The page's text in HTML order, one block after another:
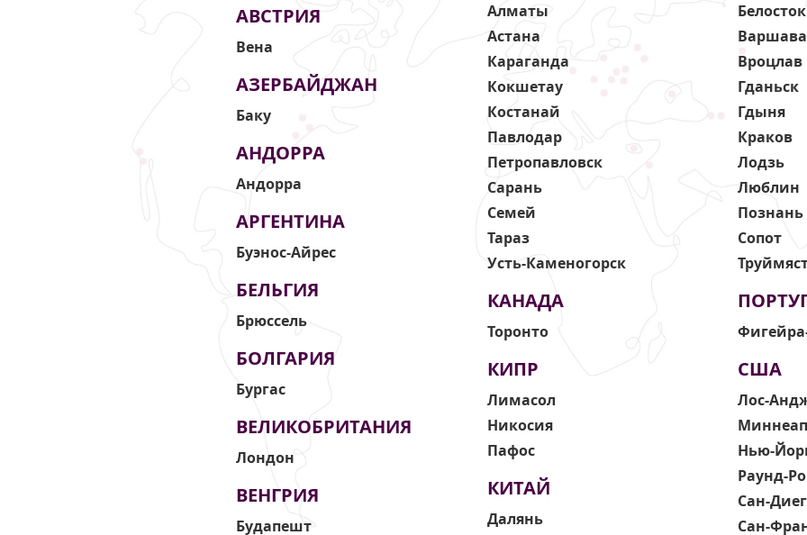
АВСТРИЯ
Вена
АЗЕРБАЙДЖАН
Баку
АНДОРРА
Андорра
АРГЕНТИНА
Буэнос-Айрес
БЕЛЬГИЯ
Брюссель
БОЛГАРИЯ
Бургас
ВЕЛИКОБРИТАНИЯ
Лондон
ВЕНГРИЯ
Будапешт
Алматы
Астана
Караганда
Кокшетау
Костанай
Павлодар
Петропавловск
Сарань
Семей
Тараз
Усть-Каменогорск
КАНАДА
Торонто
КИПР
Лимасол
Никосия
Пафос
КИТАЙ
Далянь
Белосток
Варшава
Вроцлав
Гданьск
Гдыня
Краков
Лодзь
Люблин
Познань
Сопот
США
Лос-
Нью-
Раунд-
Сан-
Сан-